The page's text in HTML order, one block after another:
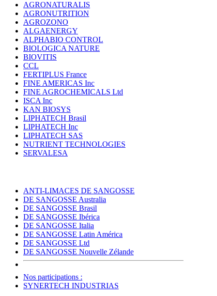
AGRONATURALIS
AGRONUTRITION
AGROZONO
ALGAENERGY
ALPHABIO CONTROL
BIOLOGICA NATURE
BIOVITIS
CCL
FERTIPLUS France
FINE AMERICAS Inc
FINE AGROCHEMICALS Ltd
ISCA Inc
KAN BIOSYS
LIPHATECH Brasil
LIPHATECH Inc
LIPHATECH SAS
NUTRIENT TECHNOLOGIES
SERVALESA
ANTI-LIMACES DE SANGOSSE
DE SANGOSSE Australia
DE SANGOSSE Brasil
DE SANGOSSE Ibérica
DE SANGOSSE Italia
DE SANGOSSE Latin América
DE SANGOSSE Ltd
DE SANGOSSE Nouvelle Zélande
Nos participations :
SYNERTECH INDUSTRIAS